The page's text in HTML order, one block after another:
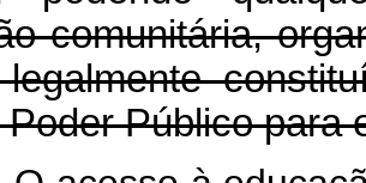
comunitária,
Público para